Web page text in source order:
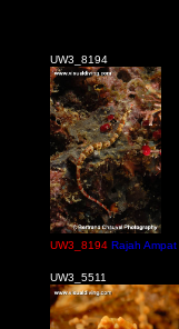
UW3_8194
UW3_8194 Rajah
UW3_5511